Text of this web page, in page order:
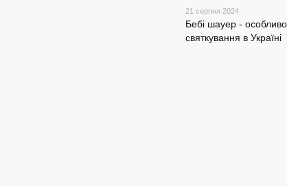
21 серпня 2024
Бебі шауер -
святкування в Україні